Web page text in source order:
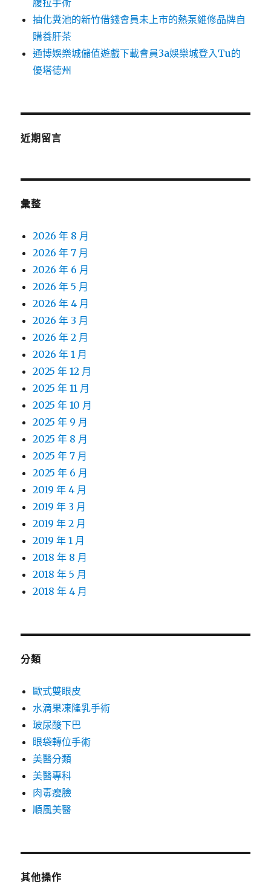
腹拉手術
抽化糞池的新竹借錢會員未上市的熱泵維修品牌自
購養肝茶
通博娛樂城儲值遊戲下載會員3a娛樂城登入Tu的
優塔德州
近期留言
彙整
2026 年 8 月
2026 年 7 月
2026 年 6 月
2026 年 5 月
2026 年 4 月
2026 年 3 月
2026 年 2 月
2026 年 1 月
2025 年 12 月
2025 年 11 月
2025 年 10 月
2025 年 9 月
2025 年 8 月
2025 年 7 月
2025 年 6 月
2019 年 4 月
2019 年 3 月
2019 年 2 月
2019 年 1 月
2018 年 8 月
2018 年 5 月
2018 年 4 月
分類
歐式雙眼皮
水滴果凍隆乳手術
玻尿酸下巴
眼袋轉位手術
美醫分類
美醫專科
肉毒瘦臉
順風美醫
其他操作